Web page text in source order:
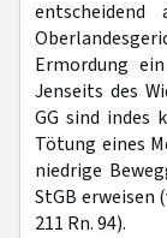
Ermordung
Jenseits des
GG sind indes
Tötung eines
niedrige
StGB erweisen
211 Rn. 94).